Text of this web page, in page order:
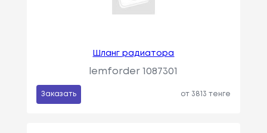
Шланг радиатора
lemforder 1087301
Заказать от 3813 тенге